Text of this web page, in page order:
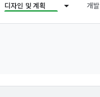
디자인 및 계획 개발